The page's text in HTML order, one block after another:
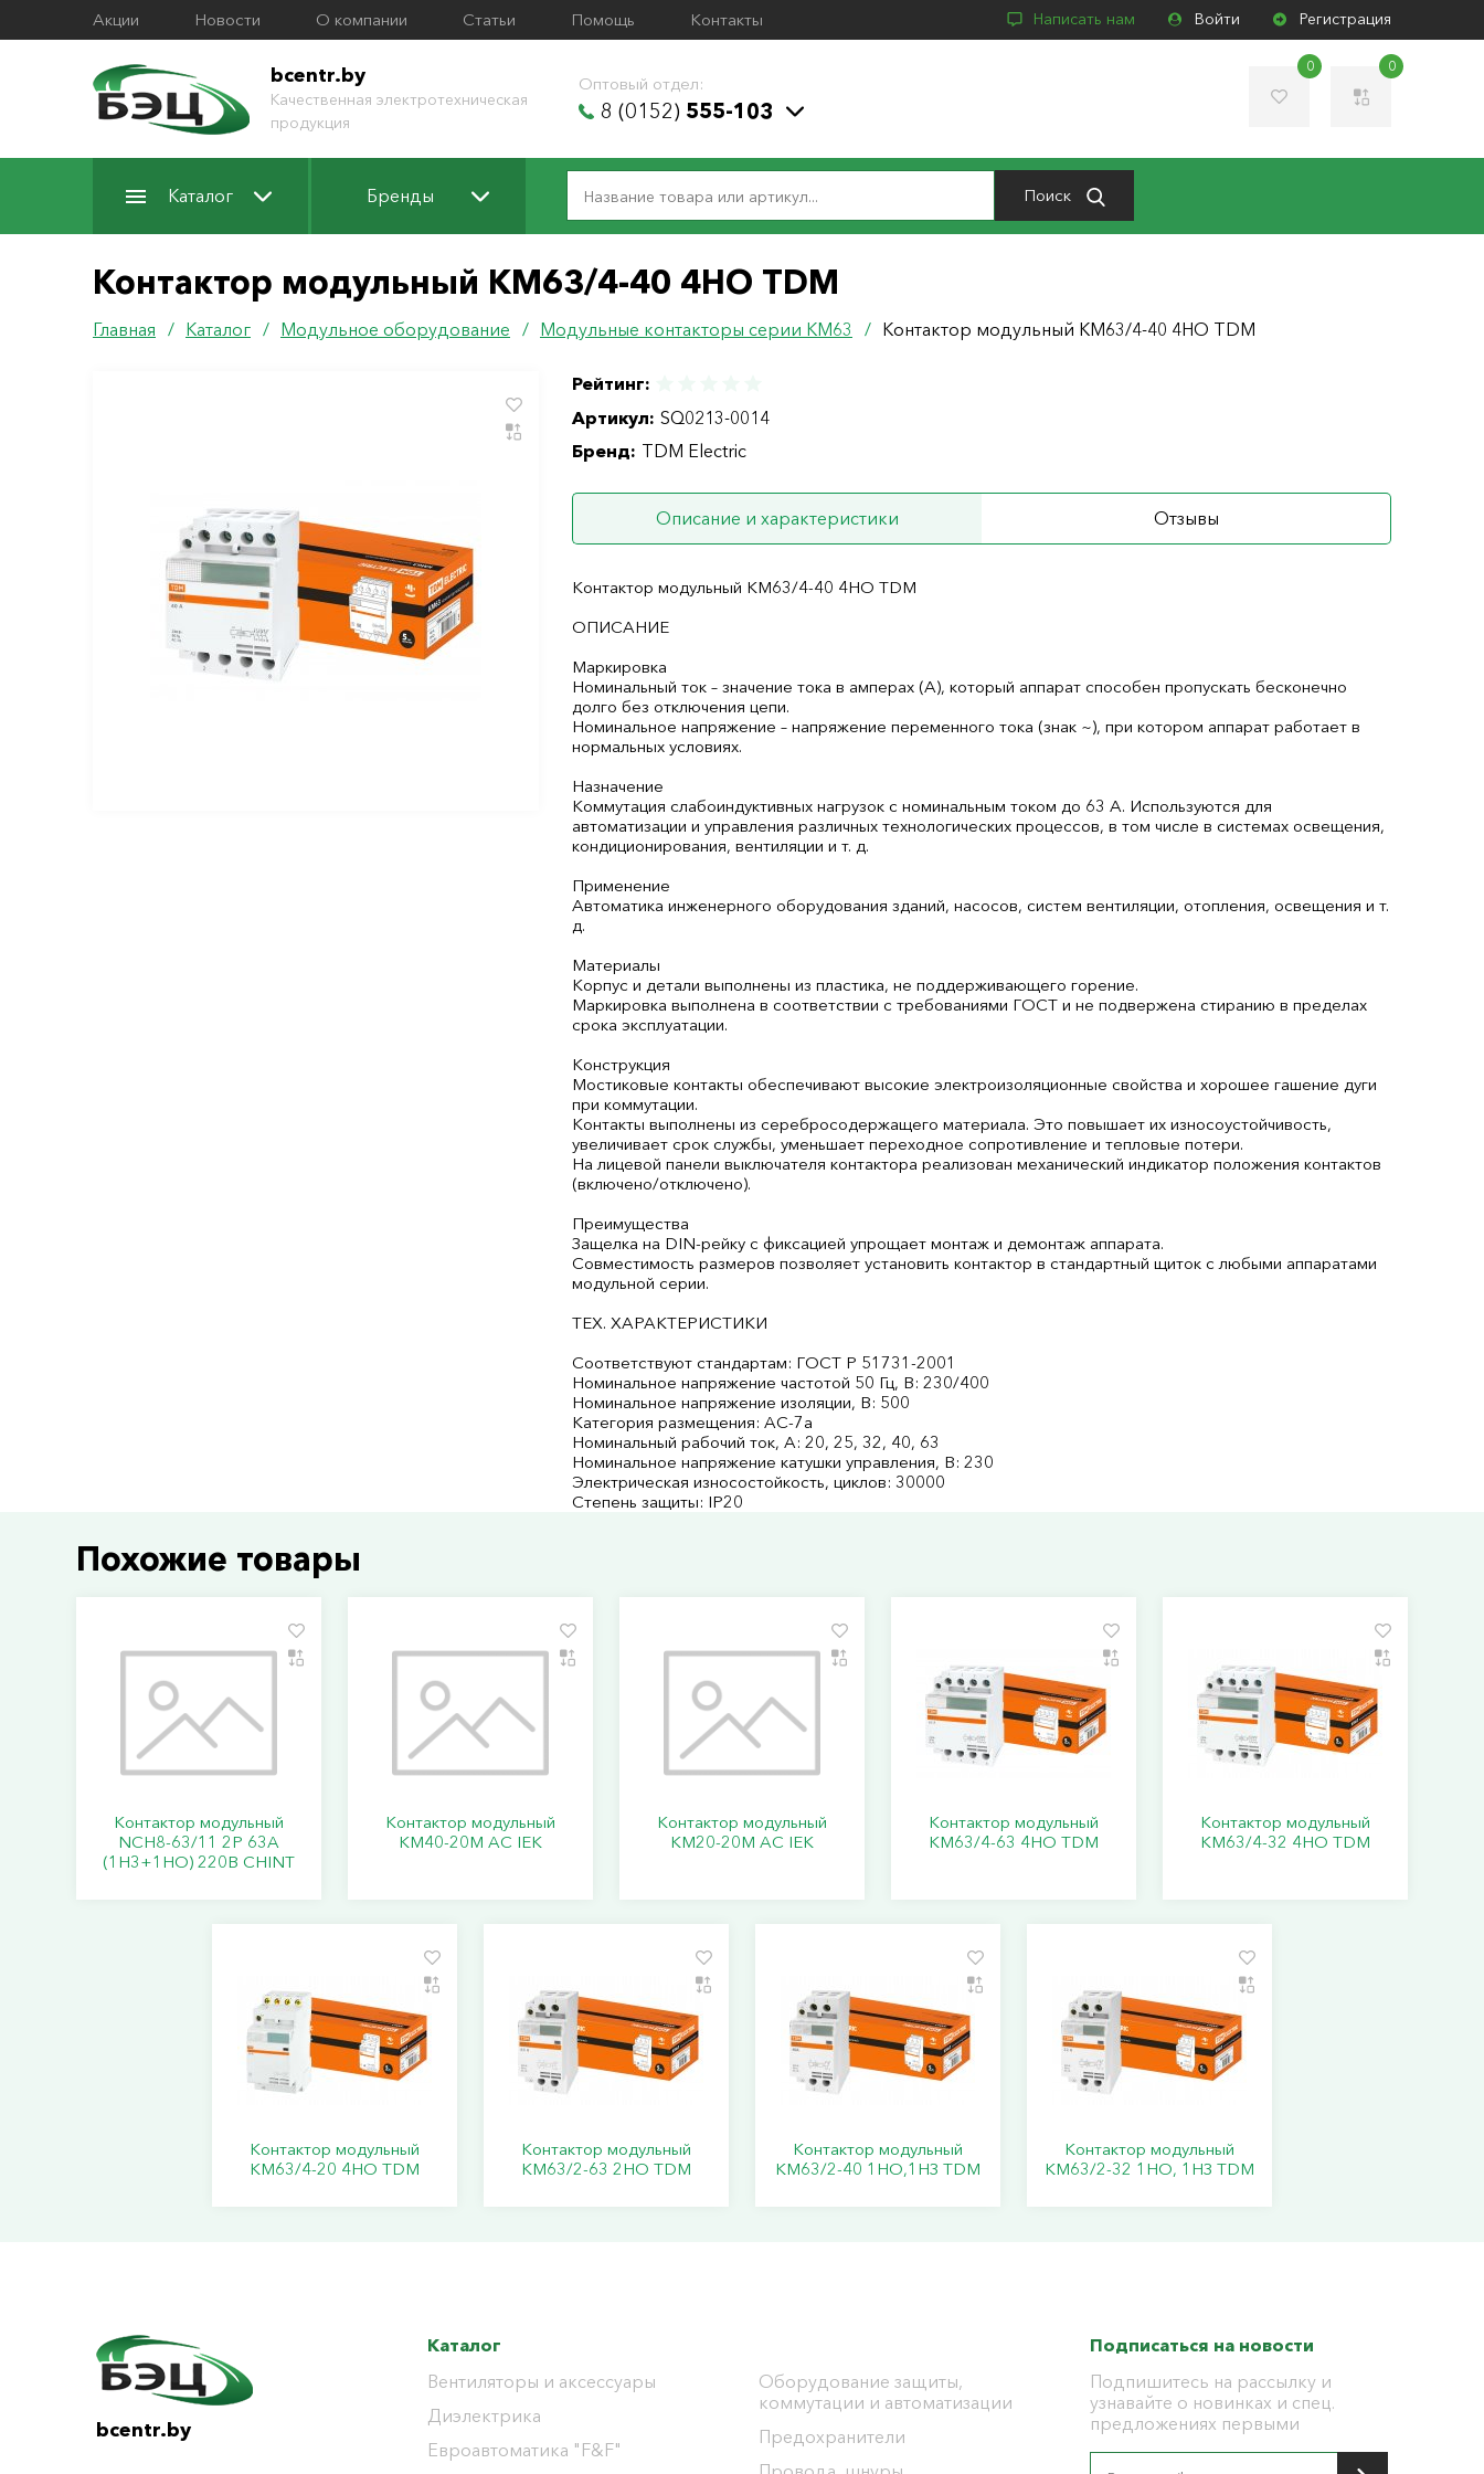
Акции Новости О компании Статьи Помощь Контакты Написать нам Войти Регистрация
bcentr.by
Качественная электротехническая
продукция
Оптовый отдел:
8 (0152) 555-103
0 0
Каталог Бренды Поиск
Контактор модульный КМ63/4-40 4НО TDM
Главная / Каталог / Модульное оборудование / Модульные контакторы серии КМ63 / Контактор модульный КМ63/4-40 4НО TDM
Рейтинг:
Артикул: SQ0213-0014
Бренд: TDM Electric
Описание и характеристики Отзывы
Контактор модульный КМ63/4-40 4НО TDM
ОПИСАНИЕ
Маркировка
Номинальный ток – значение тока в амперах (А), который аппарат способен пропускать бесконечно
долго без отключения цепи.
Номинальное напряжение – напряжение переменного тока (знак ~), при котором аппарат работает в
нормальных условиях.
Назначение
Коммутация слабоиндуктивных нагрузок с номинальным током до 63 А. Используются для
автоматизации и управления различных технологических процессов, в том числе в системах освещения,
кондиционирования, вентиляции и т. д.
Применение
Автоматика инженерного оборудования зданий, насосов, систем вентиляции, отопления, освещения и т.
д.
Материалы
Корпус и детали выполнены из пластика, не поддерживающего горение.
Маркировка выполнена в соответствии с требованиями ГОСТ и не подвержена стиранию в пределах
срока эксплуатации.
Конструкция
Мостиковые контакты обеспечивают высокие электроизоляционные свойства и хорошее гашение дуги
при коммутации.
Контакты выполнены из серебросодержащего материала. Это повышает их износоустойчивость,
увеличивает срок службы, уменьшает переходное сопротивление и тепловые потери.
На лицевой панели выключателя контактора реализован механический индикатор положения контактов
(включено/отключено).
Преимущества
Защелка на DIN-рейку с фиксацией упрощает монтаж и демонтаж аппарата.
Совместимость размеров позволяет установить контактор в стандартный щиток с любыми аппаратами
модульной серии.
ТЕХ. ХАРАКТЕРИСТИКИ
Соответствуют стандартам: ГОСТ Р 51731-2001
Номинальное напряжение частотой 50 Гц, В: 230/400
Номинальное напряжение изоляции, В: 500
Категория размещения: AC-7a
Номинальный рабочий ток, А: 20, 25, 32, 40, 63
Номинальное напряжение катушки управления, В: 230
Электрическая износостойкость, циклов: 30000
Степень защиты: IP20
Похожие товары
Контактор модульный
NCH8-63/11 2P 63A
(1H3+1HO) 220В CHINT
Контактор модульный
КМ40-20М AC IEK
Контактор модульный
КМ20-20М AC IEK
Контактор модульный
КМ63/4-63 4НО TDM
Контактор модульный
КМ63/4-32 4НО TDM
Контактор модульный
КМ63/4-20 4НО TDM
Контактор модульный
КМ63/2-63 2НО TDM
Контактор модульный
КМ63/2-40 1НО,1НЗ TDM
Контактор модульный
КМ63/2-32 1НО, 1НЗ TDM
bcentr.by
Каталог
Вентиляторы и аксессуары
Диэлектрика
Евроавтоматика "F&F"
Оборудование защиты,
коммутации и автоматизации
Предохранители
Подписаться на новости
Подпишитесь на рассылку и
узнавайте о новинках и спец.
предложениях первыми